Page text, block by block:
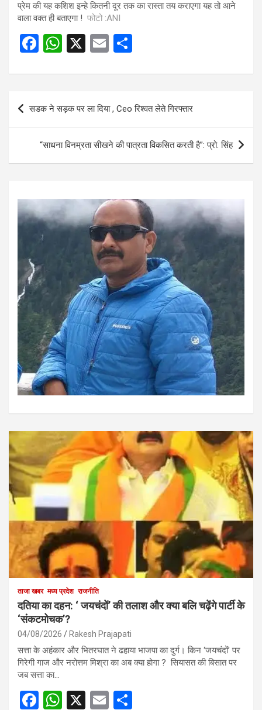
प्रेम की यह कशिश इन्हे कितनी दूर तक का रास्ता तय कराएगा यह तो आने
वाला वक्त ही बताएगा ! फोटो :ANI
F
ce
o
o
k
W
at
A
p
p
X
E
ail ar
e
Post
navigation
सडक ने सड़क पर ला दिया , Ceo रिश्वत लेते गिरफ्तार
“साधना विनम्रता सीखने की पात्रता विकसित करती है”: प्रो. सिंह
ताजा खबर मध्य प्रदेश राजनीति
दतिया का दहन: ‘ जयचंदों’ की तलाश और क्या बलि चढ़ेंगे पार्टी के
‘संकटमोचक’?
04/08/2026 Rakesh Prajapati
सत्ता के अहंकार और भितरघात ने ढहाया भाजपा का दुर्ग। किन ‘जयचंदों’ पर
गिरेगी गाज और नरोत्तम मिश्रा का अब क्या होगा ? सियासत की बिसात पर
जब सत्ता का…
F
W X
E